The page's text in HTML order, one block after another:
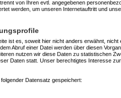
von Ihren evtl. angegebenen
werden, um unseren Internetauftritt und
ist es, soweit hier nicht anders erwähnt,
Abruf einer Datei werden über diesen
nutzen wir diese Daten zu statistischen
Daten statt. Unser berechtigtes Interesse
Datensatz gespeichert: